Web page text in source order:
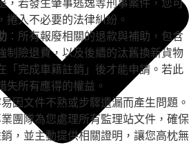
，若發生肇事逃逸等刑事案件，您可
捲入不必要的法律糾紛。
：所有報廢相關的退款與補助，包含
制險退費，以及後續的汰舊換新貨物
「完成車籍註銷」後才能申請。若此
失所有應得的權益。
因文件不熟或步驟遺漏而產生問題。
業團隊為您處理所有監理站文件，確保
，並主動提供相關證明，讓您高枕無